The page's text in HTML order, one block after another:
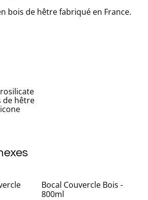
bois de hêtre fabriqué en France.
de hêtre
Bocal Couvercle Bois -
800ml